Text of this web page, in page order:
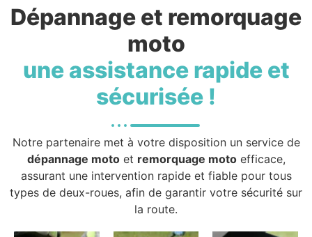
Dépannage et remorquage
moto
une assistance rapide et
sécurisée !
Notre partenaire met à votre disposition un service de
dépannage motoet remorquage motoefficace,
assurant une intervention rapide et fiable pour tous
types de deux-roues, afin de garantir votre sécurité sur
la route.